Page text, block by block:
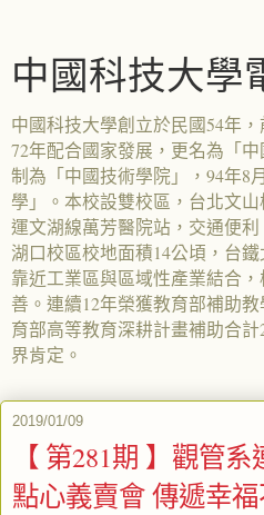
中國科技大學
中國科技大學創立於民國54年
72年配合國家發展，更名為「
制為「中國技術學院」，94年8
學」。本校設雙校區，台北文
運文湖線萬芳醫院站，交通便
湖口校區校地面積14公頃，台
靠近工業區與區域性產業結合
善。連續12年榮獲教育部補助
育部高等教育深耕計畫補助合
界肯定。
2019/01/09
【 第281期 】觀管
點心義賣會 傳遞幸